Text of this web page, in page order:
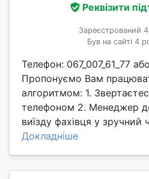
Реквізити
Зареєстрований
Був на сайті 4
Телефон: 067_007_61_77
Пропонуємо Вам
алгоритмом: 1.
телефоном 2. Менеджер
виїзду фахівця у зручний
Докладніше